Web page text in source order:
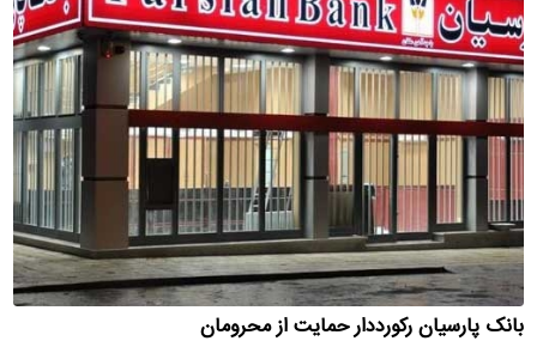
بانک پارسیان رکورددار حمایت از محرومان